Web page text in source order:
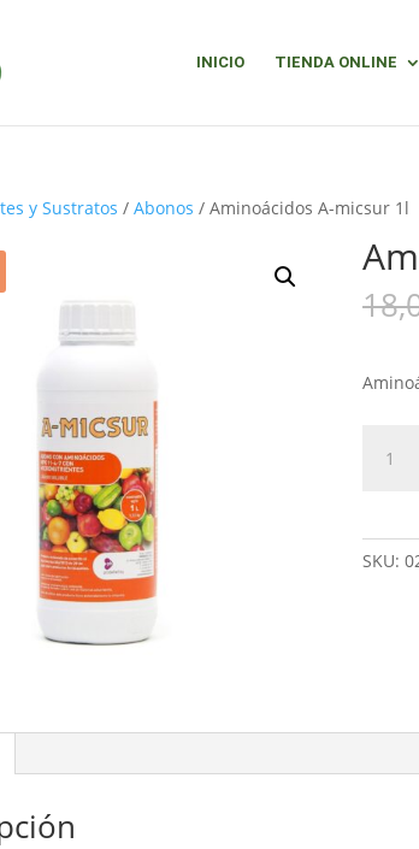
INICIO TIENDA ONLINE
y Sustratos /Abonos / Aminoácidos A-micsur 1l
SKU: